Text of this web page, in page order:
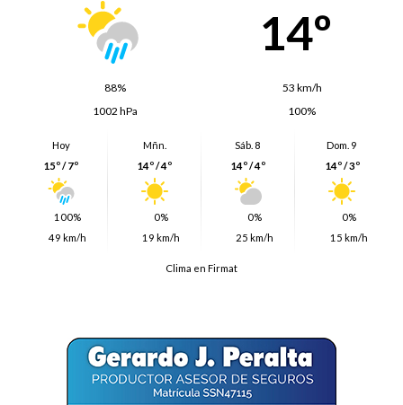
14º
88%
53 km/h
1002 hPa
100%
Hoy
15º / 7º
100%
49 km/h
Mñn.
14º / 4º
0%
19 km/h
Sáb. 8
14º / 4º
0%
25 km/h
Dom. 9
14º / 3º
0%
15 km/h
Clima en Firmat